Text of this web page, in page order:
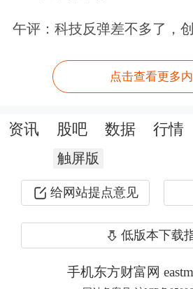
法国CAC40指数跌超
超2.7%。
美联储降息概率大增？
午评：科技反弹差不多了，
点击查看更多
资讯 股吧 数据 行情
触屏版
给网站提点意见
低版本下载
手机东方财富网